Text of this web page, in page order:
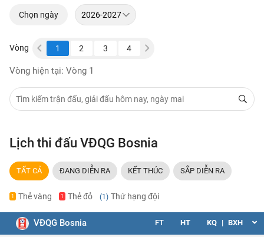
Chọn ngày
Vòng
8 1 2 3 4
Vòng hiện tại: Vòng 1
Lịch thi đấu VĐQG Bosnia
TẤT CẢ ĐANG DIỄN RA KẾT THÚC SẮP DIỄN RA
1 Thẻ vàng 1 Thẻ đỏ (1) Thứ hạng đội
VĐQG Bosnia FT HT KQ | BXH